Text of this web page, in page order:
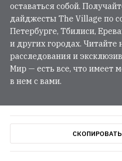
оставаться собой.
дайджесты The Village по
Петербурге, Тбилиси,
и других городах.
расследования и
Мир — есть все, что имеет
в нем с вами.